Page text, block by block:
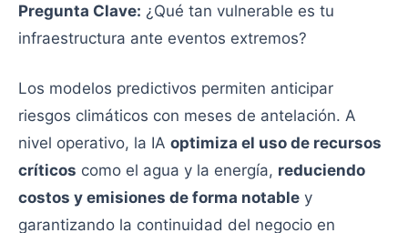
Pregunta Clave: ¿Qué tan vulnerable es tu
infraestructura ante eventos extremos?
Los modelos predictivos permiten anticipar
riesgos climáticos con meses de antelación. A
nivel operativo, la IA optimiza el uso de recursos
críticos como el agua y la energía, reduciendo
costos y emisiones de forma notable y
garantizando la continuidad del negocio en